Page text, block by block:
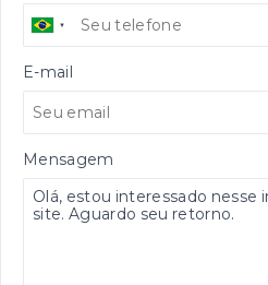
E-mail
Mensagem